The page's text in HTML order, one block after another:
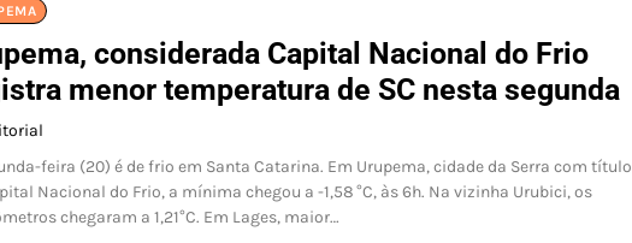
considerada Capital Nacional do Frio
menor temperatura de SC nesta segunda
feira (20) é de frio em Santa Catarina. Em Urupema, cidade da Serra com título
Nacional do Frio, a mínima chegou a -1,58 °C, às 6h. Na vizinha Urubici, os
chegaram a 1,21°C. Em Lages, maior…